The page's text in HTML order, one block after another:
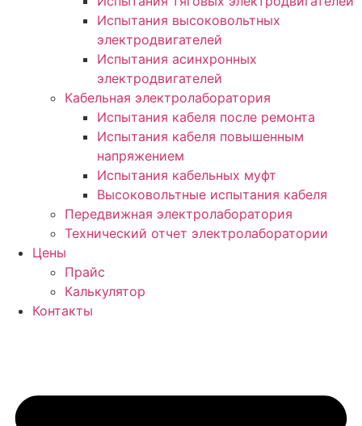
Испытания высоковольтных
электродвигателей
Испытания асинхронных
электродвигателей
Кабельная электролаборатория
Испытания кабеля после ремонта
Испытания кабеля повышенным
напряжением
Испытания кабельных муфт
Высоковольтные испытания кабеля
Передвижная электролаборатория
Технический отчет электролаборатории
Цены
Прайс
Калькулятор
Контакты